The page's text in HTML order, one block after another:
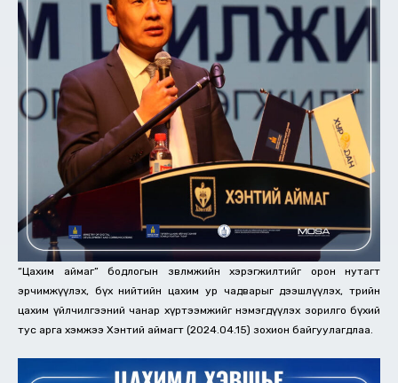
“Цахим аймаг” бодлогын зөвлөмжийн хэрэгжилтийг орон нутагт
эрчимжүүлэх, бүх нийтийн цахим ур чадварыг дээшлүүлэх, төрийн
цахим үйлчилгээний чанар хүртээмжийг нэмэгдүүлэх зорилго бүхий
тус арга хэмжээ Хэнтий аймагт (2024.04.15) зохион байгуулагдлаа.